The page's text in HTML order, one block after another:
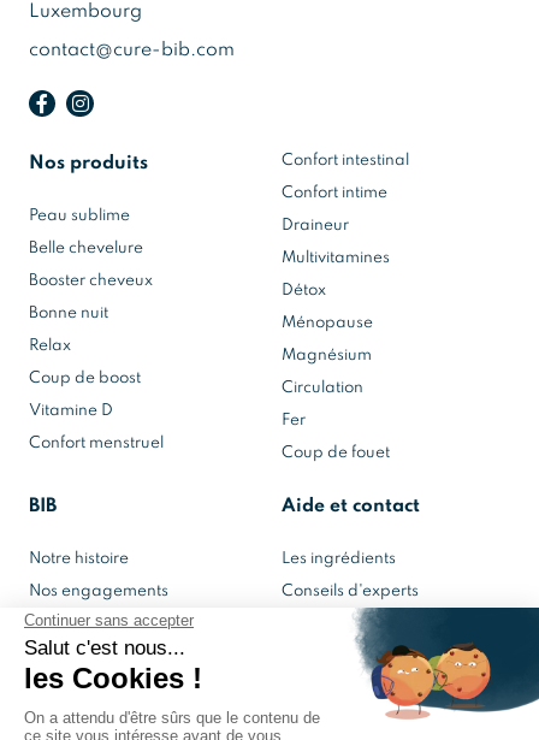
Luxembourg
contact@cure-bib.com
Nos produits
Peau sublime
Belle chevelure
Booster cheveux
Bonne nuit
Relax
Coup de boost
Vitamine D
Confort menstruel
Confort intestinal
Confort intime
Draineur
Multivitamines
Détox
Ménopause
Magnésium
Circulation
Fer
Coup de fouet
BIB
Notre histoire
Nos engagements
Notre laboratoire
Mon espace BIB
Aide et contact
Les ingrédients
Conseils d'experts
Contactez-nous